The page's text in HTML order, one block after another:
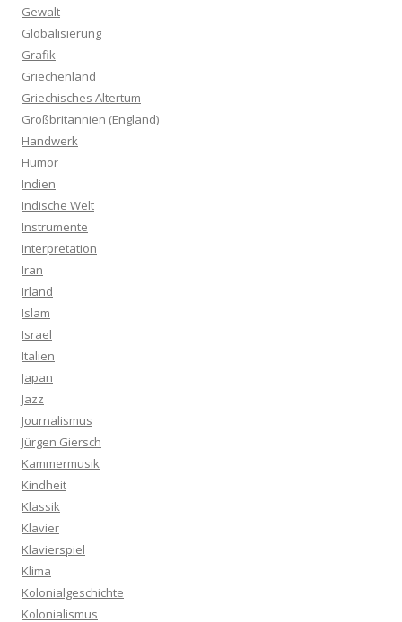
Gewalt
Globalisierung
Grafik
Griechenland
Griechisches Altertum
Großbritannien (England)
Handwerk
Humor
Indien
Indische Welt
Instrumente
Interpretation
Iran
Irland
Islam
Israel
Italien
Japan
Jazz
Journalismus
Jürgen Giersch
Kammermusik
Kindheit
Klassik
Klavier
Klavierspiel
Klima
Kolonialgeschichte
Kolonialismus